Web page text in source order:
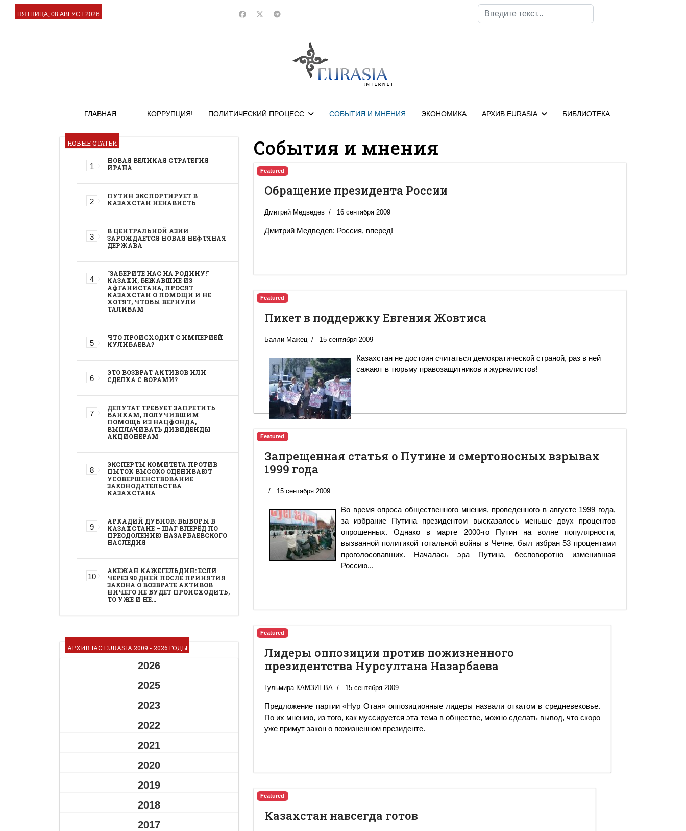
ПЯТНИЦА, 08 АВГУСТ 2026
Поиск
ГЛАВНАЯ КОРРУПЦИЯ! ПОЛИТИЧЕСКИЙ ПРОЦЕСС СОБЫТИЯ И МНЕНИЯ ЭКОНОМИКА АРХИВ EURASIA БИБЛИОТЕКА
НОВЫЕ СТАТЬИ
НОВАЯ ВЕЛИКАЯ СТРАТЕГИЯ
ИРАНА
ПУТИН ЭКСПОРТИРУЕТ В
КАЗАХСТАН НЕНАВИСТЬ
В ЦЕНТРАЛЬНОЙ АЗИИ
ЗАРОЖДАЕТСЯ НОВАЯ НЕФТЯНАЯ
ДЕРЖАВА
"ЗАБЕРИТЕ НАС НА РОДИНУ!"
КАЗАХИ, БЕЖАВШИЕ ИЗ
АФГАНИСТАНА, ПРОСЯТ
КАЗАХСТАН О ПОМОЩИ И НЕ
ХОТЯТ, ЧТОБЫ ВЕРНУЛИ
ТАЛИБАМ
ЧТО ПРОИСХОДИТ С ИМПЕРИЕЙ
КУЛИБАЕВА?
ЭТО ВОЗВРАТ АКТИВОВ ИЛИ
СДЕЛКА С ВОРАМИ?
ДЕПУТАТ ТРЕБУЕТ ЗАПРЕТИТЬ
БАНКАМ, ПОЛУЧИВШИМ
ПОМОЩЬ ИЗ НАЦФОНДА,
ВЫПЛАЧИВАТЬ ДИВИДЕНДЫ
АКЦИОНЕРАМ
ЭКСПЕРТЫ КОМИТЕТА ПРОТИВ
ПЫТОК ВЫСОКО ОЦЕНИВАЮТ
УСОВЕРШЕНСТВОВАНИЕ
ЗАКОНОДАТЕЛЬСТВА
КАЗАХСТАНА
АРКАДИЙ ДУБНОВ: ВЫБОРЫ В
КАЗАХСТАНЕ – ШАГ ВПЕРЁД ПО
ПРЕОДОЛЕНИЮ НАЗАРБАЕВСКОГО
НАСЛЕДИЯ
АКЕЖАН КАЖЕГЕЛЬДИН: ЕСЛИ
ЧЕРЕЗ 90 ДНЕЙ ПОСЛЕ ПРИНЯТИЯ
ЗАКОНА О ВОЗВРАТЕ АКТИВОВ
НИЧЕГО НЕ БУДЕТ ПРОИСХОДИТЬ,
ТО УЖЕ И НЕ…
АРХИВ IAC EURASIA 2009 - 2026 ГОДЫ
2026
2025
2023
2022
2021
2020
2019
2018
2017
События и мнения
Featured
Обращение президента России
Дмитрий Медведев 16 сентября 2009
Дмитрий Медведев: Россия, вперед!
Featured
Пикет в поддержку Евгения Жовтиса
Балли Мажец 15 сентября 2009
Казахстан не достоин считаться демократической страной, раз в ней
сажают в тюрьму правозащитников и журналистов!
Featured
Запрещенная статья о Путине и смертоносных взрывах
1999 года
15 сентября 2009
Во время опроса общественного мнения, проведенного в августе 1999 года,
за избрание Путина президентом высказалось меньше двух процентов
опрошенных. Однако в марте 2000-го Путин на волне популярности,
вызванной политикой тотальной войны в Чечне, был избран 53 процентами
проголосовавших. Началась эра Путина, бесповоротно изменившая
Россию...
Featured
Лидеры оппозиции против пожизненного
президентства Нурсултана Назарбаева
Гульмира КАМЗИЕВА 15 сентября 2009
Предложение партии «Нур Отан» оппозиционные лидеры назвали откатом в средневековье.
По их мнению, из того, как муссируется эта тема в обществе, можно сделать вывод, что скоро
уже примут закон о пожизненном президенте.
Featured
Казахстан навсегда готов